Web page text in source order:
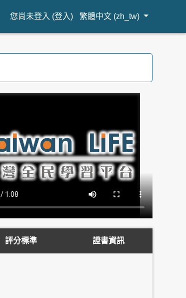
您尚未登入 (登入) 繁體中文 ‎(zh_tw)‎
評分標準 證書資訊